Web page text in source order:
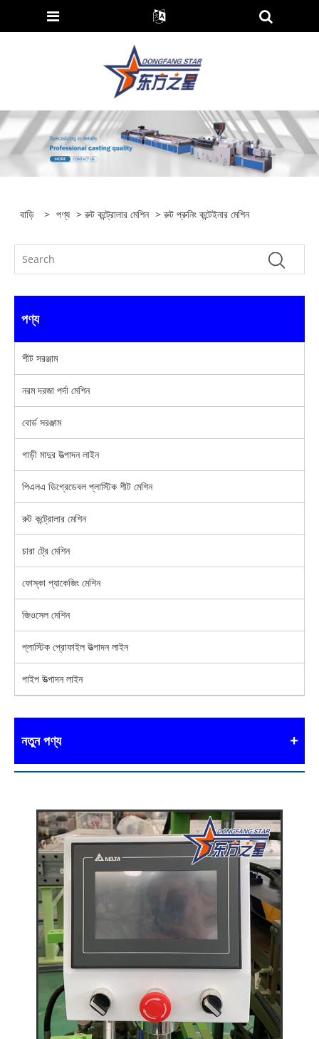
বাড়ি > পণ্য >রুট কন্ট্রোলার মেশিন > রুট প্রুনিং কন্টেইনার মেশিন
পণ্য
শীট সরঞ্জাম
নরম দরজা পর্দা মেশিন
বোর্ড সরঞ্জাম
গাড়ী মাদুর উত্পাদন লাইন
পিএলএ ডিগ্রেডেবল প্লাস্টিক শীট মেশিন
রুট কন্ট্রোলার মেশিন
চারা ট্রে মেশিন
ফোস্কা প্যাকেজিং মেশিন
জিওসেল মেশিন
প্লাস্টিক প্রোফাইল উত্পাদন লাইন
পাইপ উত্পাদন লাইন
নতুন পণ্য